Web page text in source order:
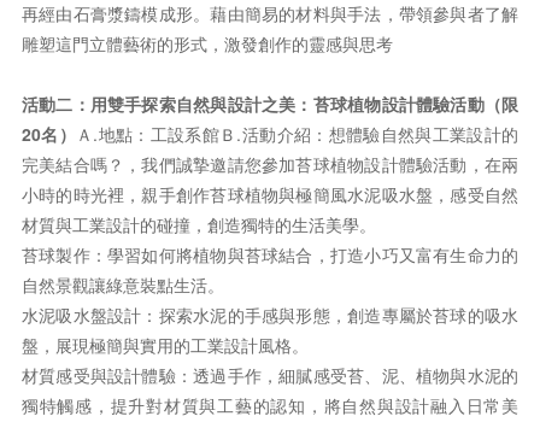
再經由石膏漿鑄模成形。藉由簡易的材料與手法，帶領參與者了解
雕塑這門立體藝術的形式，激發創作的靈感與思考
活動二：用雙手探索自然與設計之美：苔球植物設計體驗活動（限
20名） Ａ.地點：工設系館Ｂ.活動介紹：想體驗自然與工業設計的
完美結合嗎？，我們誠摯邀請您參加苔球植物設計體驗活動，在兩
小時的時光裡，親手創作苔球植物與極簡風水泥吸水盤，感受自然
材質與工業設計的碰撞，創造獨特的生活美學。
苔球製作：學習如何將植物與苔球結合，打造小巧又富有生命力的
自然景觀讓綠意裝點生活。
水泥吸水盤設計：探索水泥的手感與形態，創造專屬於苔球的吸水
盤，展現極簡與實用的工業設計風格。
材質感受與設計體驗：透過手作，細膩感受苔、泥、植物與水泥的
獨特觸感，提升對材質與工藝的認知，將自然與設計融入日常美